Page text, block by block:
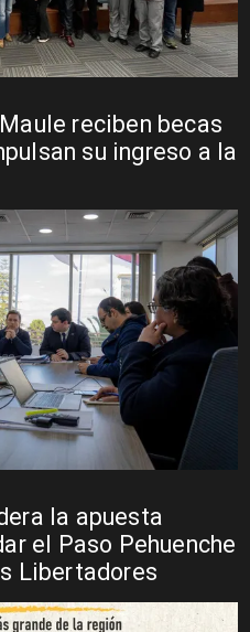
reciben becas
su ingreso a la
la apuesta
el Paso Pehuenche
Libertadores